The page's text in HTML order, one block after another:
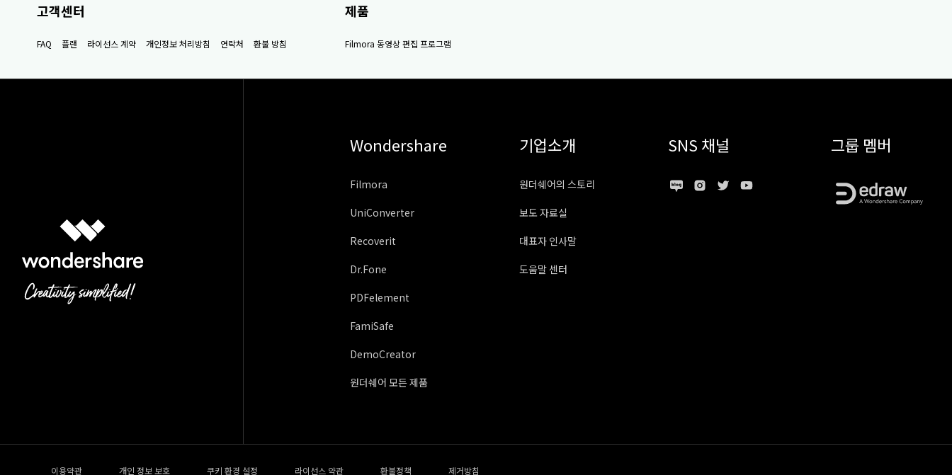
고객센터
FAQ 플랜 라이선스 계약 개인정보 처리방침 연락처 환불 방침
제품
Filmora 동영상 편집 프로그램
Wondershare
Filmora
UniConverter
Recoverit
Dr.Fone
PDFelement
FamiSafe
DemoCreator
원더쉐어 모든 제품
기업소개
원더쉐어의 스토리
보도 자료실
대표자 인사말
도움말 센터
SNS 채널 그룹 멤버
이용약관 개인 정보 보호 쿠키 환경 설정 라이선스 약관 환불정책 제거방침